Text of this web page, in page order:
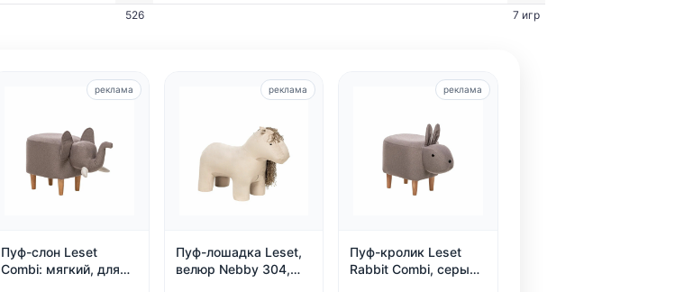
526 7 игр
Пуф-слон Leset
Combi: мягкий, для
реклама
Пуф-лошадка Leset,
велюр Nebby 304,
реклама
Пуф-кролик Leset
Rabbit Combi, серый,
реклама